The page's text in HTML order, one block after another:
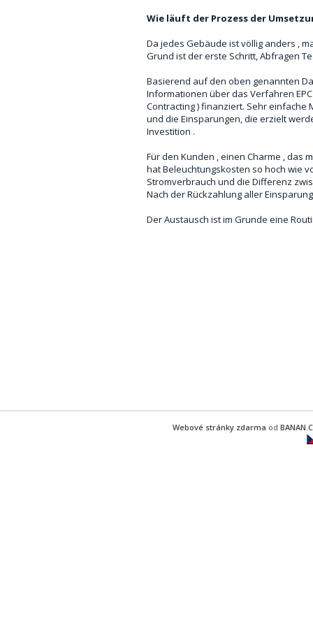
Wie läuft der Prozess der
Da jedes Gebäude ist völlig anders ,
Grund ist der erste Schritt, Abfragen
Basierend auf den oben genannten
Informationen über das Verfahren
Contracting ) finanziert. Sehr einfache
und die Einsparungen, die erzielt
Investition .
Für den Kunden , einen Charme , das
hat Beleuchtungskosten so hoch wie
Stromverbrauch und die Differenz
Nach der Rückzahlung aller
Der Austausch ist im Grunde eine
Webové stránky zdarma od